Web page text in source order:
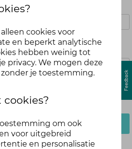
Inloggen
cookies voor
en beperkt analytische
hebben weinig tot
privacy. We mogen deze
je toestemming.
om ook
voor uitgebreid
en personalisatie